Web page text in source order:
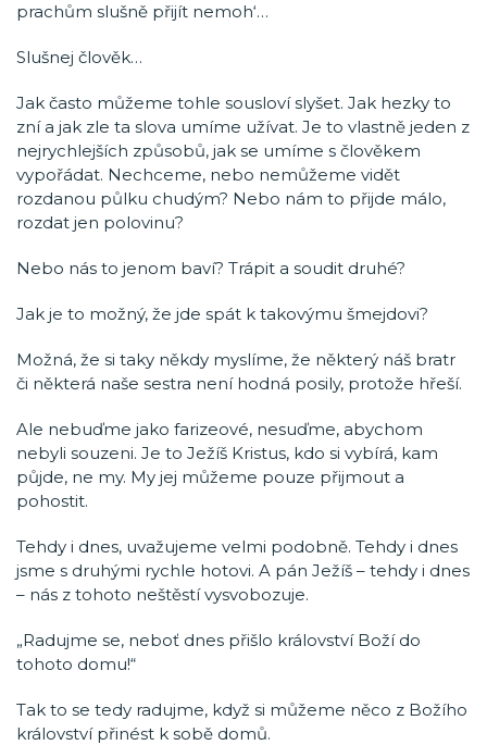
prachům slušně přijít nemoh‘…
Slušnej člověk…
Jak často můžeme tohle sousloví slyšet. Jak hezky to
zní a jak zle ta slova umíme užívat. Je to vlastně jeden z
nejrychlejších způsobů, jak se umíme s člověkem
vypořádat. Nechceme, nebo nemůžeme vidět
rozdanou půlku chudým? Nebo nám to přijde málo,
rozdat jen polovinu?
Nebo nás to jenom baví? Trápit a soudit druhé?
Jak je to možný, že jde spát k takovýmu šmejdovi?
Možná, že si taky někdy myslíme, že některý náš bratr
či některá naše sestra není hodná posily, protože hřeší.
Ale nebuďme jako farizeové, nesuďme, abychom
nebyli souzeni. Je to Ježíš Kristus, kdo si vybírá, kam
půjde, ne my. My jej můžeme pouze přijmout a
pohostit.
Tehdy i dnes, uvažujeme velmi podobně. Tehdy i dnes
jsme s druhými rychle hotovi. A pán Ježíš – tehdy i dnes
– nás z tohoto neštěstí vysvobozuje.
„Radujme se, neboť dnes přišlo království Boží do
tohoto domu!“
Tak to se tedy radujme, když si můžeme něco z Božího
království přinést k sobě domů.